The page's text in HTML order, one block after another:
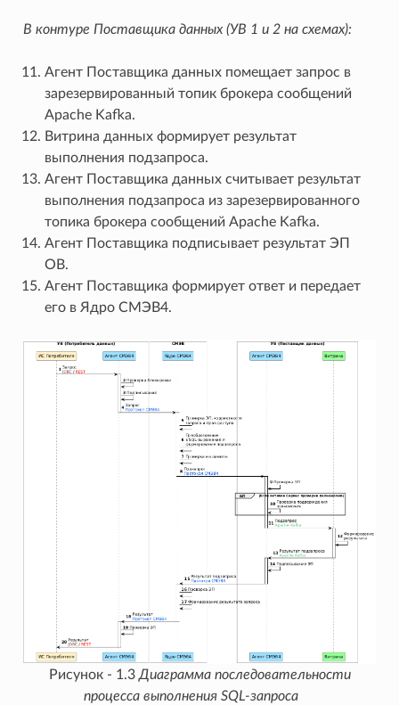
В контуре Поставщика данных (УВ 1 и 2 на схемах):
Агент Поставщика данных помещает запрос в
зарезервированный топик брокера сообщений
Apache Kafka.
Витрина данных формирует результат
выполнения подзапроса.
Агент Поставщика данных считывает результат
выполнения подзапроса из зарезервированного
топика брокера сообщений Apache Kafka.
Агент Поставщика подписывает результат ЭП
ОВ.
Агент Поставщика формирует ответ и передает
его в Ядро СМЭВ4.
Рисунок - 1.3 Диаграмма последовательности
процесса выполнения SQL-запроса